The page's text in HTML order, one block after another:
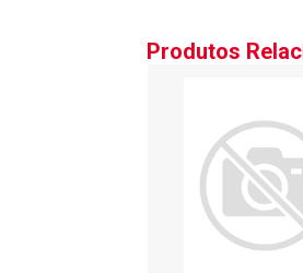
Produtos